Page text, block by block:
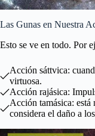
Las Gunas en Nuestra
Esto se ve en todo. Por
Acción sáttvica:
virtuosa.
Acción rajásica:
Acción tamásica:
considera el daño a